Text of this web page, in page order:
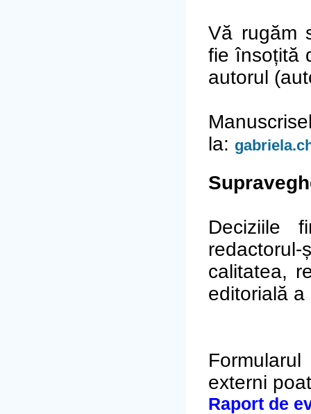
Vă rugăm
fie însoțită
autorul
la:
Deciziile
calitatea,
editorială a
externi
Raport de